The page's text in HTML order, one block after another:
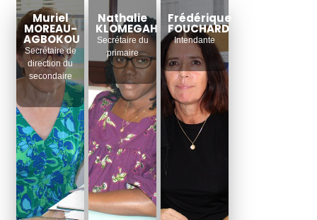
Muriel
MOREAU-
AGBOKOU
Secrétaire de
direction du
secondaire
Nathalie
KLOMEGAH
Secrétaire du
primaire
Frédérique
FOUCHARD
Intendante